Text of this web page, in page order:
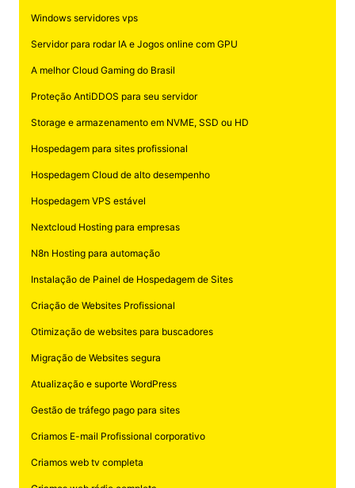
Windows servidores vps
Servidor para rodar IA e Jogos online com GPU
A melhor Cloud Gaming do Brasil
Proteção AntiDDOS para seu servidor
Storage e armazenamento em NVME, SSD ou HD
Hospedagem para sites profissional
Hospedagem Cloud de alto desempenho
Hospedagem VPS estável
Nextcloud Hosting para empresas
N8n Hosting para automação
Instalação de Painel de Hospedagem de Sites
Criação de Websites Profissional
Otimização de websites para buscadores
Migração de Websites segura
Atualização e suporte WordPress
Gestão de tráfego pago para sites
Criamos E-mail Profissional corporativo
Criamos web tv completa